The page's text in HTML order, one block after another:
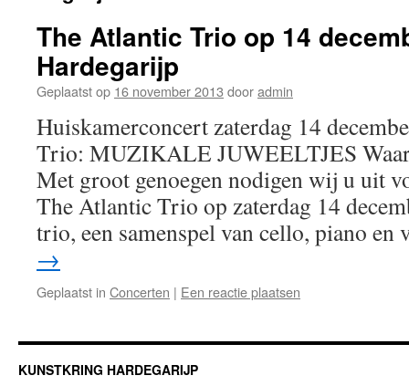
The Atlantic Trio op 14
Hardegarijp
Geplaatst op 16 november 2013 dooradmin
Huiskamerconcert zaterdag 14
Trio: MUZIKALE JUWEELTJES
Met groot genoegen nodigen wij u uit
The Atlantic Trio op zaterdag 14
trio, een samenspel van cello, piano
→
Geplaatst in Concerten | Een reactie plaatsen
KUNSTKRING HARDEGARIJP